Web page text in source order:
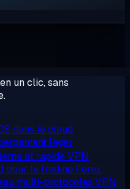
un clic, sans
dans le cloud
léger
et rapide VPN
pour le trading Forex
multi-protocoles VPN